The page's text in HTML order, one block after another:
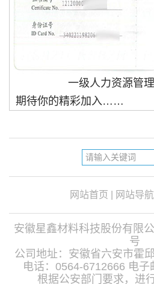
一级人力资源管
期待你的精彩加入……
网站首页 网站导航
安徽星鑫材料科技股份有限公
号
公司地址：安徽省六安市霍
电话：0564-6712666 电
根据公安部门要求，进